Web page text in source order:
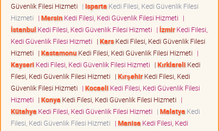
Güvenlik Filesi Hizmeti | Isparta Kedi Filesi, Kedi Güvenlik Filesi
Hizmeti | MersinKedi Filesi, Kedi Güvenlik Filesi Hizmeti |
İstanbul Kedi Filesi, Kedi Güvenlik Filesi Hizmeti | İzmirKedi Filesi,
Kedi Güvenlik Filesi Hizmeti | KarsKedi Filesi, Kedi Güvenlik Filesi
Hizmeti | KastamonuKedi Filesi, Kedi Güvenlik Filesi Hizmeti |
Kayseri Kedi Filesi, Kedi Güvenlik Filesi Hizmeti | Kırklareli Kedi
Filesi, Kedi Güvenlik Filesi Hizmeti | KırşehirKedi Filesi, Kedi
Güvenlik Filesi Hizmeti | Kocaeli Kedi Filesi, Kedi Güvenlik Filesi
Hizmeti | Konya Kedi Filesi, Kedi Güvenlik Filesi Hizmeti |
Kütahya Kedi Filesi, Kedi Güvenlik Filesi Hizmeti | Malatya Kedi
Filesi, Kedi Güvenlik Filesi Hizmeti | Manisa Kedi Filesi, Kedi